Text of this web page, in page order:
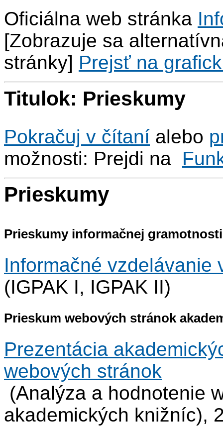
Oficiálna web stránka
[Zobrazuje sa
stránky] Prejsť na
Titulok: Prieskumy
Pokračuj v čítaní alebo
možnosti: Prejdi na
Prieskumy
Prieskumy informačnej
Informačné vzdelávanie
(IGPAK I, IGPAK II)
Prieskum webových stránok
Prezentácia
webových stránok
(Analýza a hodnotenie
akademických knižníc),